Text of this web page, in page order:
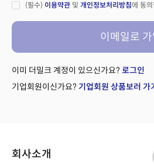
(필수) 이용약관 및 개인정보처리방침에 동
이메일로 가
이미 더밀크 계정이 있으신가요? 로그인
기업회원이신가요? 기업회원 상품보러 가
회사소개